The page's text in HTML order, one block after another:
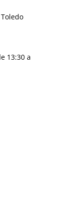
13:30 a